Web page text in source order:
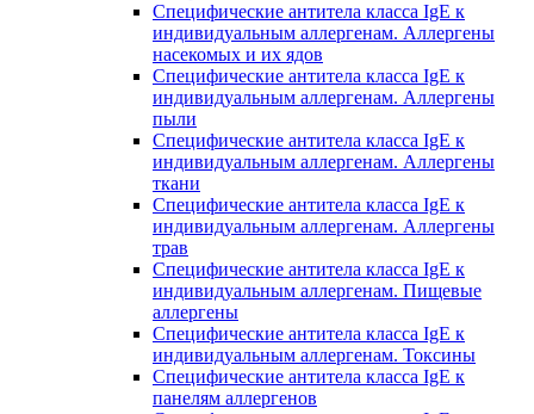
Специфические антитела класса IgE к
индивидуальным аллергенам. Аллергены
насекомых и их ядов
Специфические антитела класса IgE к
индивидуальным аллергенам. Аллергены
пыли
Специфические антитела класса IgE к
индивидуальным аллергенам. Аллергены
ткани
Специфические антитела класса IgE к
индивидуальным аллергенам. Аллергены
трав
Специфические антитела класса IgE к
индивидуальным аллергенам. Пищевые
аллергены
Специфические антитела класса IgE к
индивидуальным аллергенам. Токсины
Специфические антитела класса IgE к
панелям аллергенов